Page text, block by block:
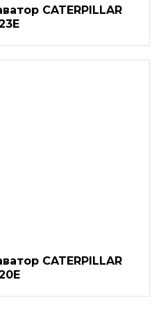
CATERPILLAR
CATERPILLAR